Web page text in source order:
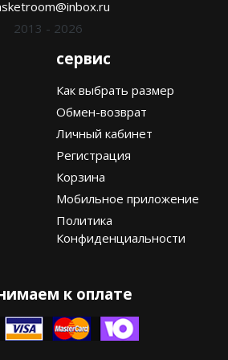
2013 - 2026
сервис
Как выбрать размер
Обмен-возврат
Личный кабинет
Регистрация
Корзина
Мобильное приложение
Политика
Конфиденциальности
к оплате